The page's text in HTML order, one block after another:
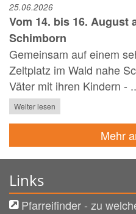
25.06.2026
Vom 14. bis 16. August
Schimborn
Gemeinsam auf einem
Zeltplatz im Wald nahe
Väter mit ihren Kindern -
Weiter lesen
Mehr
Links
Pfarreifinder - zu